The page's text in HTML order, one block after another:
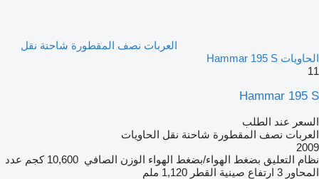
العربات نصف المقطورة شاحنة نقل
الحاويات Hammar 195 S
11
Hammar 195 S
السعر عند الطلب
العربات نصف المقطورة شاحنة نقل الحاويات
2009
نظام التعليق بضغط الهواء/بضغط الهواء الوزن الصافي 10,600 كجم
عدد
المحاور 3 ارتفاع صينية القطر 1,120 ملم